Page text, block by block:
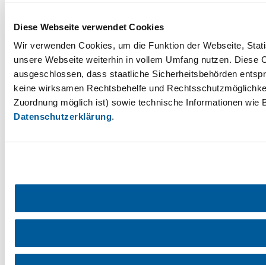
Diese Webseite verwendet Cookies
Wir verwenden Cookies, um die Funktion der Webseite,
unsere Webseite weiterhin in vollem Umfang nutzen.
ausgeschlossen, dass staatliche Sicherheitsbehörden
keine wirksamen Rechtsbehelfe und
Zuordnung möglich ist) sowie technische Informationen wie
Datenschutzerklärung.